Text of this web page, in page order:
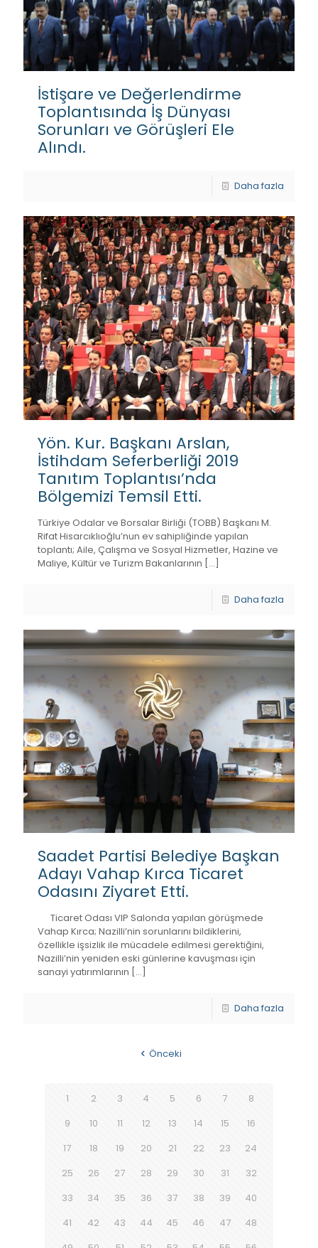
İstişare ve Değerlendirme
Toplantısında İş Dünyası
Sorunları ve Görüşleri Ele
Alındı.
Daha fazla
Yön. Kur. Başkanı Arslan,
İstihdam Seferberliği 2019
Tanıtım Toplantısı’nda
Bölgemizi Temsil Etti.
Türkiye Odalar ve Borsalar Birliği (TOBB) Başkanı M.
Rifat Hisarcıklıoğlu’nun ev sahipliğinde yapılan
toplantı; Aile, Çalışma ve Sosyal Hizmetler, Hazine ve
Maliye, Kültür ve Turizm Bakanlarının […]
Daha fazla
Saadet Partisi Belediye Başkan
Adayı Vahap Kırca Ticaret
Odasını Ziyaret Etti.
Ticaret Odası VIP Salonda yapılan görüşmede
Vahap Kırca; Nazilli’nin sorunlarını bildiklerini,
özellikle işsizlik ile mücadele edilmesi gerektiğini,
Nazilli’nin yeniden eski günlerine kavuşması için
sanayi yatırımlarının […]
Daha fazla
Önceki
1 2 3 4 5 6 7
8
9
10 11 12 13 14 15
16
17
18 19 20 21 22 23
24
25
26 27 28 29 30 31
32
33
34 35 36 37 38 39
40
41
42 43 44 45 46 47
48